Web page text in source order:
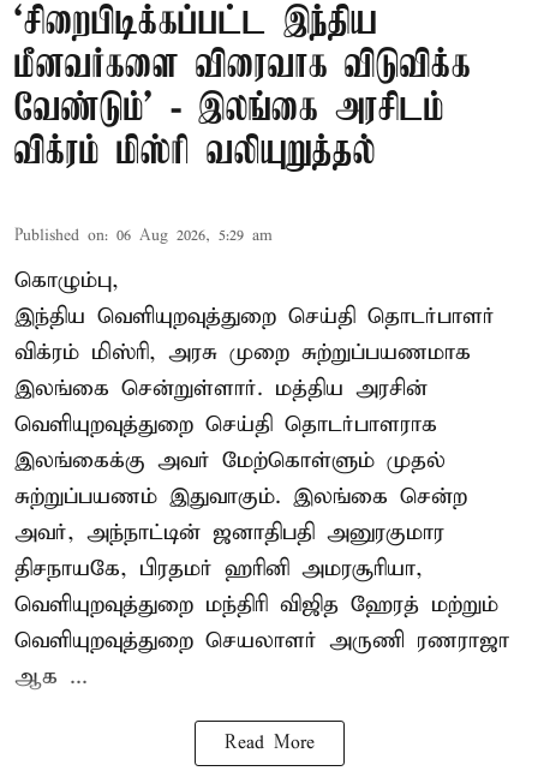
‘சிறைபிடிக்கப்பட்ட இந்திய
மீனவர்களை விரைவாக விடுவிக்க
வேண்டும்' - இலங்கை அரசிடம்
விக்ரம் மிஸ்ரி வலியுறுத்தல்
Published on: 06 Aug 2026, 5:29 am
கொழும்பு,
இந்திய வெளியுறவுத்துறை செய்தி தொடர்பாளர்
விக்ரம் மிஸ்ரி, அரசு முறை சுற்றுப்பயணமாக
இலங்கை சென்றுள்ளார். மத்திய அரசின்
வெளியுறவுத்துறை செய்தி தொடர்பாளராக
இலங்கைக்கு அவர் மேற்கொள்ளும் முதல்
சுற்றுப்பயணம் இதுவாகும். இலங்கை சென்ற
அவர், அந்நாட்டின் ஜனாதிபதி அனுரகுமார
திசநாயகே, பிரதமர் ஹரினி அமரசூரியா,
வெளியுறவுத்துறை மந்திரி விஜித ஹேரத் மற்றும்
வெளியுறவுத்துறை செயலாளர் அருணி ரணராஜா
ஆக ...
Read More